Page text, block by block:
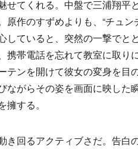
てくれる。中盤で三浦翔平
作のすずめよりも、“チュン
していると、突然の一撃でと
携帯電話を忘れて教室に取り
テンを開けて彼女の変身を目
ながらその姿を画面に映した
する。
回るアクティブさだ。告白